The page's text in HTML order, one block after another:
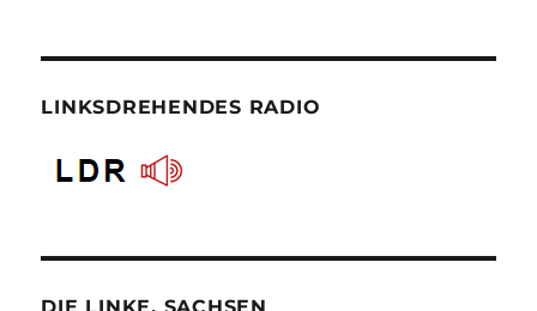
LINKSDREHENDES RADIO